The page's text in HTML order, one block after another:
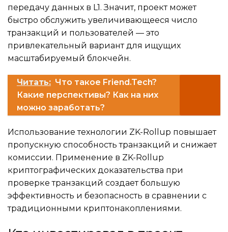
передачу данных в L1. Значит, проект может
быстро обслужить увеличивающееся число
транзакций и пользователей — это
привлекательный вариант для ищущих
масштабируемый блокчейн.
Читать: Что такое Friend.Tech?
Какие перспективы? Как на них
можно заработать?
Использование технологии ZK-Rollup повышает
пропускную способность транзакций и снижает
комиссии. Применение в ZK-Rollup
криптографических доказательства при
проверке транзакций создает большую
эффективность и безопасность в сравнении с
традиционными криптонакоплениями.